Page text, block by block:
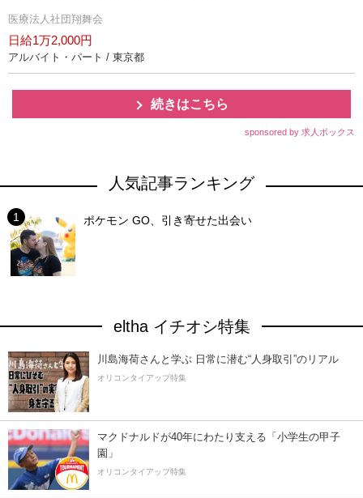
医療法人社団翔舞会
日給1万2,000円
アルバイト・パート / 東京都
続きはこちら
sponsored by 求人ボックス
人気記事ランキング
ポケモン GO、引き寄せた出会い
eltha イチオシ特集
川島海荷さんと学ぶ 日常に潜む“人身取引”のリアル
オリコンタイアップ特集
マクドナルドが40年にわたり支える「小学生の甲子
園」
オリコンタイアップ特集